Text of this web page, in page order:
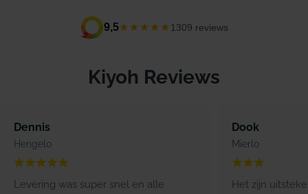
9,5★★★★★ 1309 reviews
Kiyoh Reviews
Dennis
Hengelo
Levering was super snel en alle
Dook
Mierlo
Het zijn